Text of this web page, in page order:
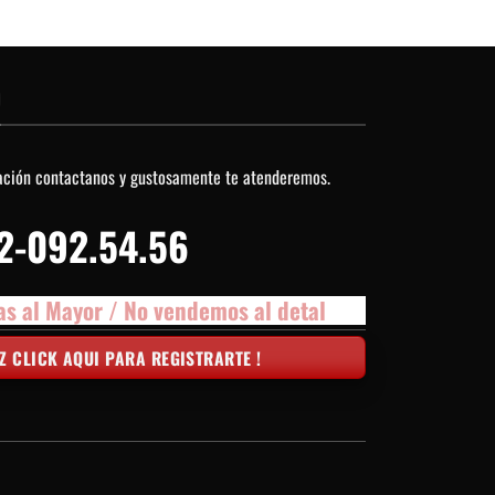
contactanos y gustosamente te atenderemos.
092.54.56
al Mayor / No vendemos al detal
CLICK AQUI PARA REGISTRARTE !